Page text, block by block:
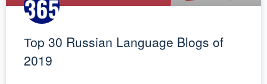
Тоp 30 Russian Language Blogs of
2019